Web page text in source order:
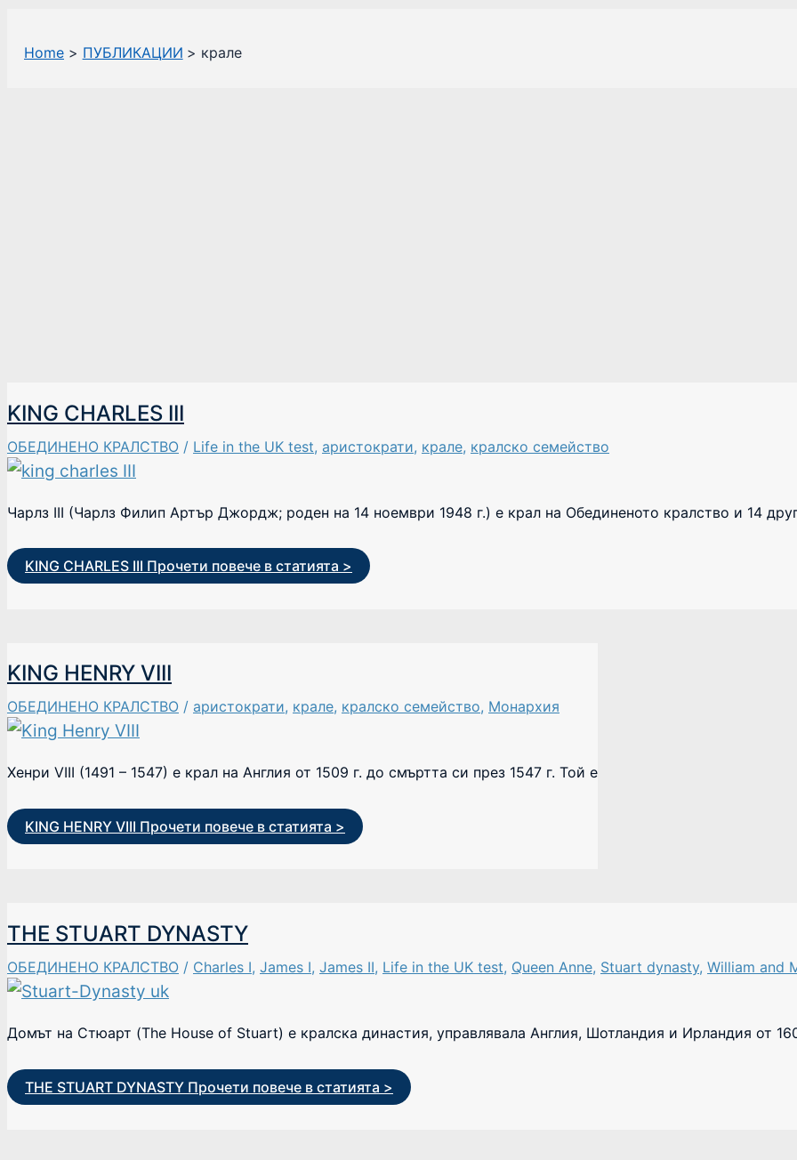
Home ПУБЛИКАЦИИ крале
KING CHARLES III
ОБЕДИНЕНО КРАЛСТВО / Life in the UK test, аристократи, крале, кралско семейство
Чарлз III (Чарлз Филип Артър Джордж; роден на 14 ноември 1948 г.) е крал на Обединеното кралство и 14
KING CHARLES III Прочети повече в статията >
KING HENRY VIII
ОБЕДИНЕНО КРАЛСТВО / аристократи, крале, кралско семейство, Монархия
Хенри VIII (1491 – 1547) е крал на Англия от 1509 г. до смъртта си през 1547 г. Той e
KING HENRY VIII Прочети повече в статията >
THE STUART DYNASTY
ОБЕДИНЕНО КРАЛСТВО / Charles I, James I, James II, Life in the UK test, Queen Anne, Stuart dynasty, William and
Домът на Стюарт (The House of Stuart) е кралска династия, управлявала Англия, Шотландия и Ирландия от
THE STUART DYNASTY Прочети повече в статията >